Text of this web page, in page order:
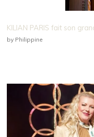
KILIAN PARIS fait son
by Philippine